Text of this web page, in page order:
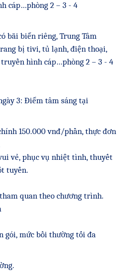
cáp…phòng 2 – 3 - 4
bãi biển riêng, Trung Tâm
bị tivi, tủ lạnh, điện thoại,
hình cáp…phòng 2 – 3 - 4
3: Điểm tâm sáng tại
150.000 vnđ/phần, thực đơn
vẻ, phục vụ nhiệt tình, thuyết
tuyến.
quan theo chương trình.
gói, mức bồi thường tối đa